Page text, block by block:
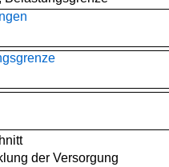
der Versorgung